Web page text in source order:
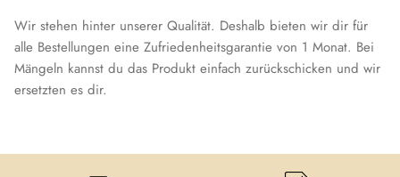
Wir stehen hinter unserer Qualität. Deshalb bieten wir dir für
alle Bestellungen eine Zufriedenheitsgarantie von 1 Monat. Bei
Mängeln kannst du das Produkt einfach zurückschicken und wir
ersetzten es dir.